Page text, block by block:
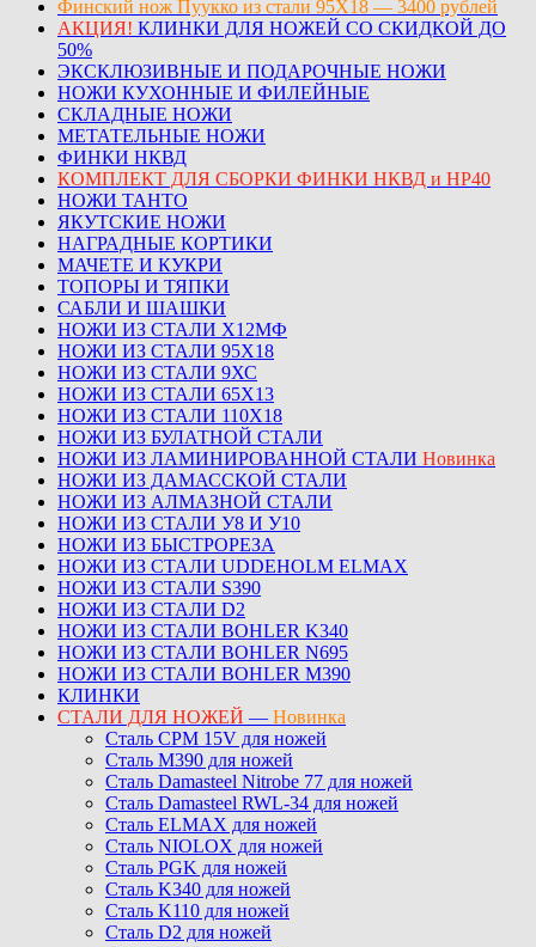
Финский нож Пуукко из стали 95Х18 — 3400 рублей
АКЦИЯ! КЛИНКИ ДЛЯ НОЖЕЙ СО СКИДКОЙ ДО
50%
ЭКСКЛЮЗИВНЫЕ И ПОДАРОЧНЫЕ НОЖИ
НОЖИ КУХОННЫЕ И ФИЛЕЙНЫЕ
СКЛАДНЫЕ НОЖИ
МЕТАТЕЛЬНЫЕ НОЖИ
ФИНКИ НКВД
КОМПЛЕКТ ДЛЯ СБОРКИ ФИНКИ НКВД и НР40
НОЖИ ТАНТО
ЯКУТСКИЕ НОЖИ
НАГРАДНЫЕ КОРТИКИ
МАЧЕТЕ И КУКРИ
ТОПОРЫ И ТЯПКИ
САБЛИ И ШАШКИ
НОЖИ ИЗ СТАЛИ Х12МФ
НОЖИ ИЗ СТАЛИ 95Х18
НОЖИ ИЗ СТАЛИ 9ХС
НОЖИ ИЗ СТАЛИ 65Х13
НОЖИ ИЗ СТАЛИ 110Х18
НОЖИ ИЗ БУЛАТНОЙ СТАЛИ
НОЖИ ИЗ ЛАМИНИРОВАННОЙ СТАЛИ Новинка
НОЖИ ИЗ ДАМАССКОЙ СТАЛИ
НОЖИ ИЗ АЛМАЗНОЙ СТАЛИ
НОЖИ ИЗ СТАЛИ У8 И У10
НОЖИ ИЗ БЫСТРОРЕЗА
НОЖИ ИЗ СТАЛИ UDDEHOLM ELMAX
НОЖИ ИЗ СТАЛИ S390
НОЖИ ИЗ СТАЛИ D2
НОЖИ ИЗ СТАЛИ BOHLER K340
НОЖИ ИЗ СТАЛИ BOHLER N695
НОЖИ ИЗ СТАЛИ BOHLER M390
КЛИНКИ
СТАЛИ ДЛЯ НОЖЕЙ — Новинка
Сталь CPM 15V для ножей
Сталь M390 для ножей
Сталь Damasteel Nitrobe 77 для ножей
Сталь Damasteel RWL-34 для ножей
Сталь ELMAX для ножей
Сталь NIOLOX для ножей
Сталь PGK для ножей
Сталь K340 для ножей
Сталь K110 для ножей
Сталь D2 для ножей